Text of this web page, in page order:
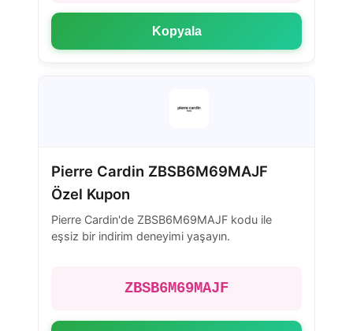
Kopyala
Pierre Cardin ZBSB6M69MAJF
Özel Kupon
Pierre Cardin'de ZBSB6M69MAJF kodu ile
eşsiz bir indirim deneyimi yaşayın.
ZBSB6M69MAJF